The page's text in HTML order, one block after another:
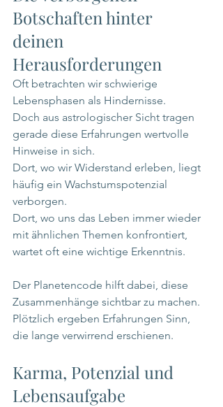
Botschaften hinter
deinen
Herausforderungen
Oft betrachten wir schwierige
Lebensphasen als Hindernisse.
Doch aus astrologischer Sicht tragen
gerade diese Erfahrungen wertvolle
Hinweise in sich.
Dort, wo wir Widerstand erleben, liegt
häufig ein Wachstumspotenzial
verborgen.
Dort, wo uns das Leben immer wieder
mit ähnlichen Themen konfrontiert,
wartet oft eine wichtige Erkenntnis.
Der Planetencode hilft dabei, diese
Zusammenhänge sichtbar zu machen.
Plötzlich ergeben Erfahrungen Sinn,
die lange verwirrend erschienen.
Karma, Potenzial und
Lebensaufgabe